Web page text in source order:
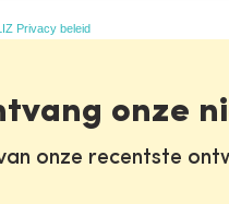
Privacy beleid
onze
onze recentste